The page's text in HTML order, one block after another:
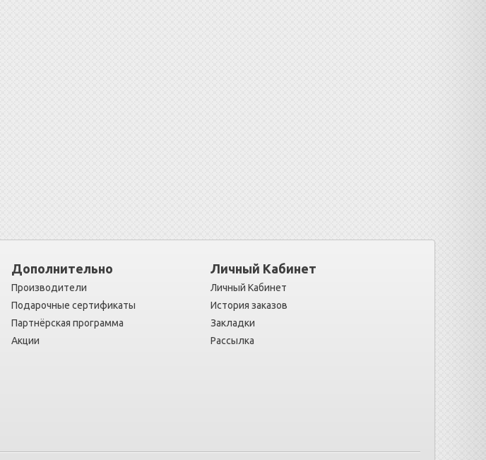
Дополнительно
Производители
Подарочные сертификаты
Партнёрская программа
Акции
Личный Кабинет
Личный Кабинет
История заказов
Закладки
Рассылка